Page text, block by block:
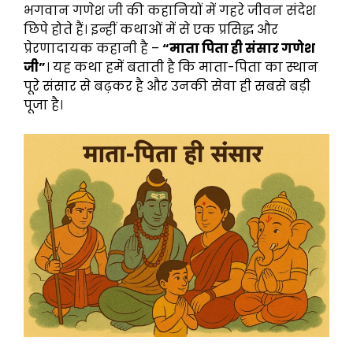
भगवान गणेश जी की कहानियों में गहरे जीवन संदेश
छिपे होते हैं। इन्हीं कथाओं में से एक प्रसिद्ध और
प्रेरणादायक कहानी है – “माता पिता ही संसार गणेश
जी”। यह कथा हमें बताती है कि माता-पिता का स्थान
पूरे संसार से बढ़कर है और उनकी सेवा ही सबसे बड़ी
पूजा है।